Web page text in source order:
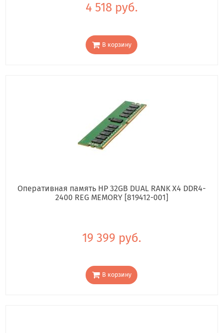
4 518 руб.
В корзину
Оперативная память HP 32GB DUAL RANK X4 DDR4-
2400 REG MEMORY [819412-001]
19 399 руб.
В корзину